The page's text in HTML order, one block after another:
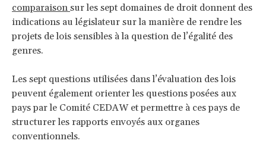
comparaison sur les sept domaines de droit donnent des
indications au législateur sur la manière de rendre les
projets de lois sensibles à la question de l’égalité des
genres.
Les sept questions utilisées dans l’évaluation des lois
peuvent également orienter les questions posées aux
pays par le Comité CEDAW et permettre à ces pays de
structurer les rapports envoyés aux organes
conventionnels.